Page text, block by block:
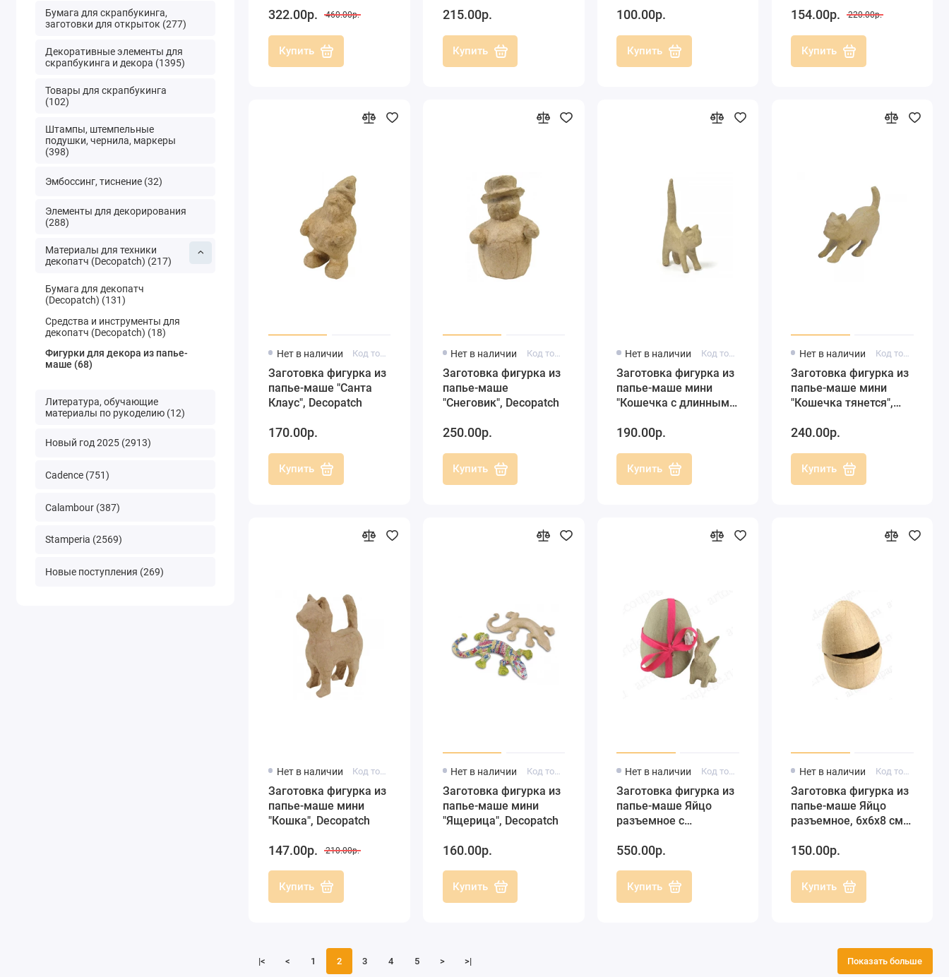
Бумага для скрапбукинга,
заготовки для открыток (277)
Декоративные элементы для
скрапбукинга и декора (1395)
Товары для скрапбукинга
(102)
Штампы, штемпельные
подушки, чернила, маркеры
(398)
Эмбоссинг, тиснение (32)
Элементы для декорирования
(288)
Материалы для техники
декопатч (Decopatch) (217)
Бумага для декопатч
(Decopatch) (131)
Средства и инструменты для
декопатч (Decopatch) (18)
Фигурки для декора из папье-
маше (68)
Литература, обучающие
материалы по рукоделию (12)
Новый год 2025 (2913)
Cadence (751)
Calambour (387)
Stamperia (2569)
Новые поступления (269)
9,5х14х14 см,
322.00р. 460.00р.
Купить
Decopatch
215.00р.
Купить
100.00р.
Купить
154.00р. 220.00р.
Купить
Нет в наличии Код товара: AP107
Заготовка фигурка из
папье-маше "Санта
Клаус", Decopatch
170.00р.
Купить
Нет в наличии Код товара: AP104
Заготовка фигурка из
папье-маше
"Снеговик", Decopatch
250.00р.
Купить
Нет в наличии Код товара: AP129
Заготовка фигурка из
папье-маше мини
"Кошечка с длинным
190.00р.
Купить
Нет в наличии Код товара: AP601
Заготовка фигурка из
папье-маше мини
"Кошечка тянется",
240.00р.
Купить
Нет в наличии
Заготовка фигурка из
папье-маше мини
"Кошка", Decopatch
147.00р. 210.00р.
Купить
Нет в наличии
Заготовка фигурка из
папье-маше мини
"Ящерица", Decopatch
160.00р.
Купить
Нет в наличии Код товара: AC383
Заготовка фигурка из
папье-маше Яйцо
разъемное с
см, Decopatch
550.00р.
Купить
Нет в наличии Код товара: BT017
Заготовка фигурка из
папье-маше Яйцо
разъемное, 6х6х8 см,
150.00р.
Купить
|< < 1 2 3 4 5 > >| Показать больше